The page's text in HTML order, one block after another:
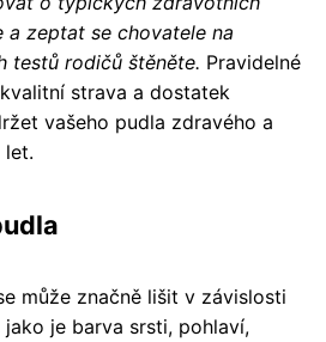
a zeptat se chovatele na
testů rodičů štěněte. Pravidelné
strava a dostatek
vašeho pudla zdravého a
let.
může značně lišit v závislosti
je barva srsti, pohlaví,